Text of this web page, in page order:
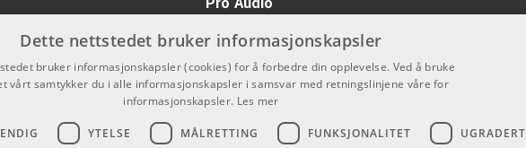
simuleringsprogram som
et lokale eller en forestilling.
du ikke kjøpe på denne nettsiden,
Dette nettstedet bruker informasjonskapsler
bruker informasjonskapsler (cookies) for å forbedre din opplevelse. Ved å bruke
vårt samtykker du i alle informasjonskapsler i samsvar med retningslinjene våre for
informasjonskapsler. Les mer
YTELSE MÅLRETTING FUNKSJONALITET UGRADERT